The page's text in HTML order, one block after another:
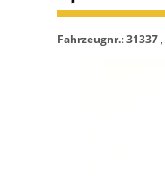
Fahrzeugnr.:31337 ,